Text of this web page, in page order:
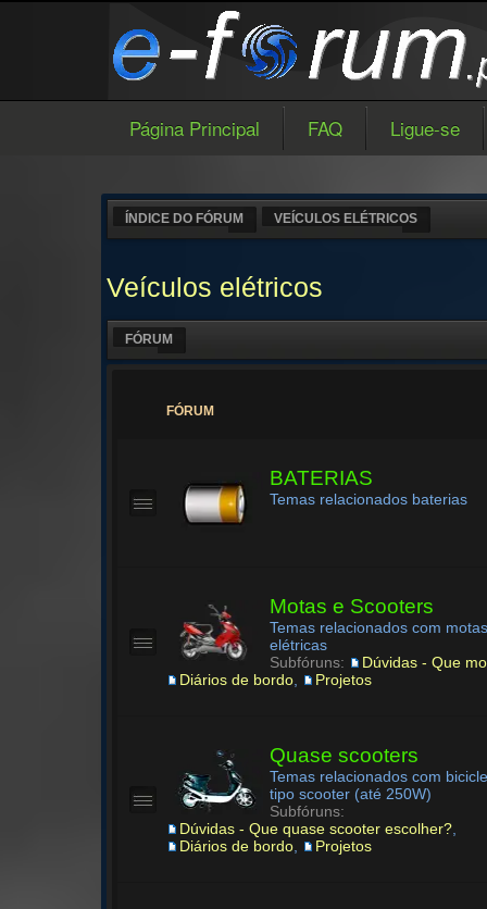
Página Principal FAQ Ligue-se
ÍNDICE DO FÓRUM VEÍCULOS ELÉTRICOS
Veículos elétricos
FÓRUM
FÓRUM
BATERIAS
Temas relacionados baterias
Motas e Scooters
Temas relacionados com
elétricas
Subfóruns:
Dúvidas - Que
Diários de bordo, Projetos
Quase scooters
Temas relacionados com
tipo scooter (até 250W)
Subfóruns:
Dúvidas - Que quase scooter escolher?,
Diários de bordo, Projetos